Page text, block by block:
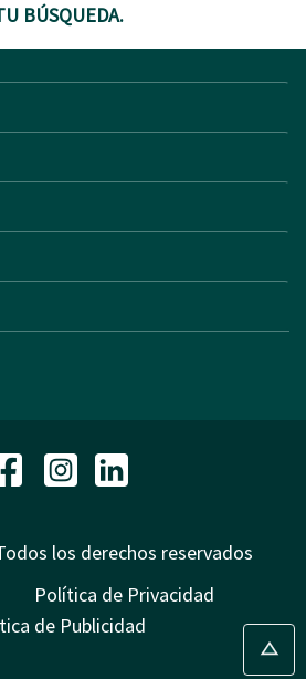
BÚSQUEDA.
los derechos reservados
Política de Privacidad
de Publicidad